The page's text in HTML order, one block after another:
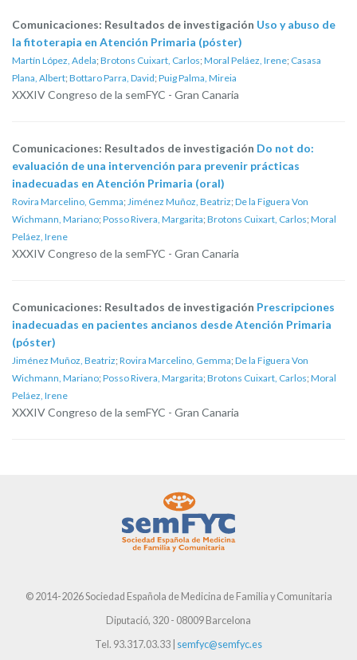
Comunicaciones: Resultados de investigación Uso y abuso de
la fitoterapia en Atención Primaria (póster)
Martín López, Adela; Brotons Cuixart, Carlos; Moral Peláez, Irene; Casasa
Plana, Albert; Bottaro Parra, David; Puig Palma, Mireia
XXXIV Congreso de la semFYC - Gran Canaria
Comunicaciones: Resultados de investigación Do not do:
evaluación de una intervención para prevenir prácticas
inadecuadas en Atención Primaria (oral)
Rovira Marcelino, Gemma; Jiménez Muñoz, Beatriz; De la Figuera Von
Wichmann, Mariano; Posso Rivera, Margarita; Brotons Cuixart, Carlos; Moral
Peláez, Irene
XXXIV Congreso de la semFYC - Gran Canaria
Comunicaciones: Resultados de investigación Prescripciones
inadecuadas en pacientes ancianos desde Atención Primaria
(póster)
Jiménez Muñoz, Beatriz; Rovira Marcelino, Gemma; De la Figuera Von
Wichmann, Mariano; Posso Rivera, Margarita; Brotons Cuixart, Carlos; Moral
Peláez, Irene
XXXIV Congreso de la semFYC - Gran Canaria
© 2014-2026 Sociedad Española de Medicina de Familia y Comunitaria
Diputació, 320 - 08009 Barcelona
Tel. 93.317.03.33 | semfyc@semfyc.es